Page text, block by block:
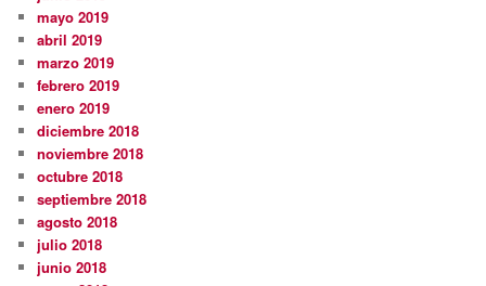
mayo 2019
abril 2019
marzo 2019
febrero 2019
enero 2019
diciembre 2018
noviembre 2018
octubre 2018
septiembre 2018
agosto 2018
julio 2018
junio 2018